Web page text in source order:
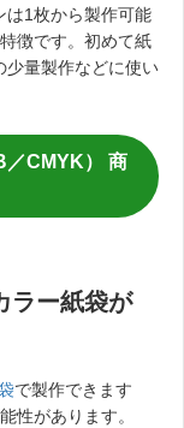
は1枚から製作可能
徴です。初めて紙
少量製作などに使い
／CMYK） 商
ラー紙袋が
で製作できます
性があります。